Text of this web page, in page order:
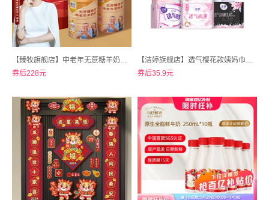
【臻牧旗舰店】中老年无蔗糖羊奶粉820g*2罐
券后228元
【洁婷旗舰店】透气樱花款姨妈巾日夜用护垫组合100片
券后35.9元